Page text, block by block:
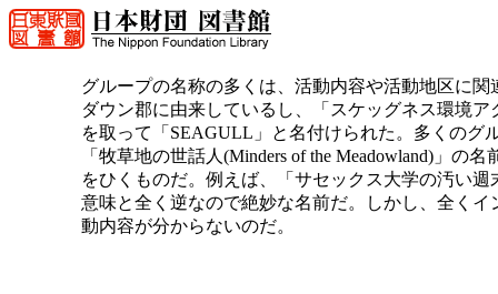
グループの名称の多くは、活動内容や活動地区に
ダウン郡に由来しているし、「スケッグネス環境ア
を取って「SEAGULL」と名付けられた。多くのグ
「牧草地の世話人(Minders of the Meadowland)」の
をひくものだ。例えば、「サセックス大学の汚い週
意味と全く逆なので絶妙な名前だ。しかし、全く
動内容が分からないのだ。